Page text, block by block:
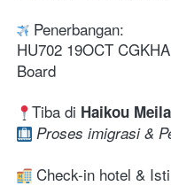
Penerbangan:
HU702 19OCT
Board
Tiba di Haikou
Proses imigrasi &
Check-in hotel &